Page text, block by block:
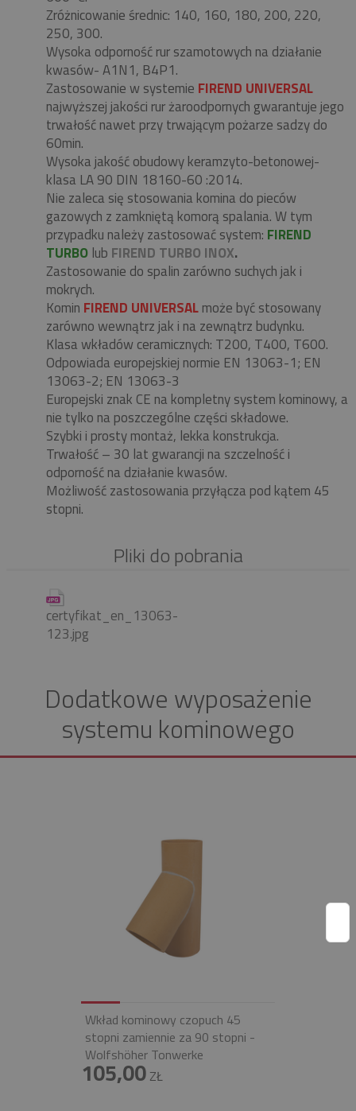
Zróżnicowanie średnic: 140, 160, 180, 200, 220,
250, 300.
Wysoka odporność rur szamotowych na działanie
kwasów- A1N1, B4P1.
Zastosowanie w systemie FIREND UNIVERSAL
najwyższej jakości rur żaroodpornych gwarantuje jego
trwałość nawet przy trwającym pożarze sadzy do
60min.
Wysoka jakość obudowy keramzyto-betonowej-
klasa LA 90 DIN 18160-60 :2014.
Nie zaleca się stosowania komina do pieców
gazowych z zamkniętą komorą spalania. W tym
przypadku należy zastosować system: FIREND
TURBO lub FIREND TURBO INOX.
Zastosowanie do spalin zarówno suchych jak i
mokrych.
Komin FIREND UNIVERSALmoże być stosowany
zarówno wewnątrz jak i na zewnątrz budynku.
Klasa wkładów ceramicznych: T200, T400, T600.
Odpowiada europejskiej normie EN 13063-1; EN
13063-2; EN 13063-3
Europejski znak CE na kompletny system kominowy, a
nie tylko na poszczególne części składowe.
Szybki i prosty montaż, lekka konstrukcja.
Trwałość – 30 lat gwarancji na szczelność i
odporność na działanie kwasów.
Możliwość zastosowania przyłącza pod kątem 45
stopni.
Pliki do pobrania
certyfikat_en_13063-
123.jpg
Dodatkowe wyposażenie
systemu kominowego
Wkład kominowy czopuch 45
stopni zamiennie za 90 stopni -
Wolfshöher Tonwerke
105,00ZŁ